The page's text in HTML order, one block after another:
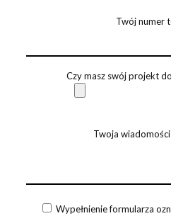
Twój numer
Czy masz swój projekt
Twoja
Wypełnienie formularza